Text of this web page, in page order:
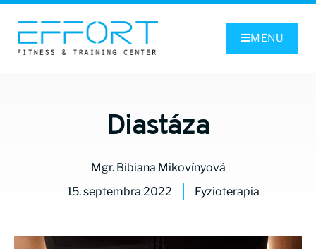
MENU
Diastáza
Mgr. Bibiana Mikovínyová
15. septembra 2022
Fyzioterapia